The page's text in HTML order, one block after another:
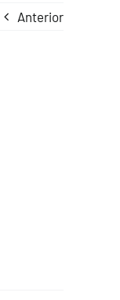
Anterior